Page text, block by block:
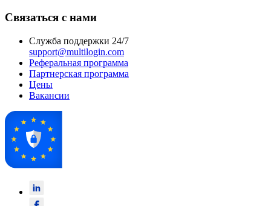
Связаться с нами
Служба поддержки 24/7
support@multilogin.com
Реферальная программа
Партнерская программа
Цены
Вакансии